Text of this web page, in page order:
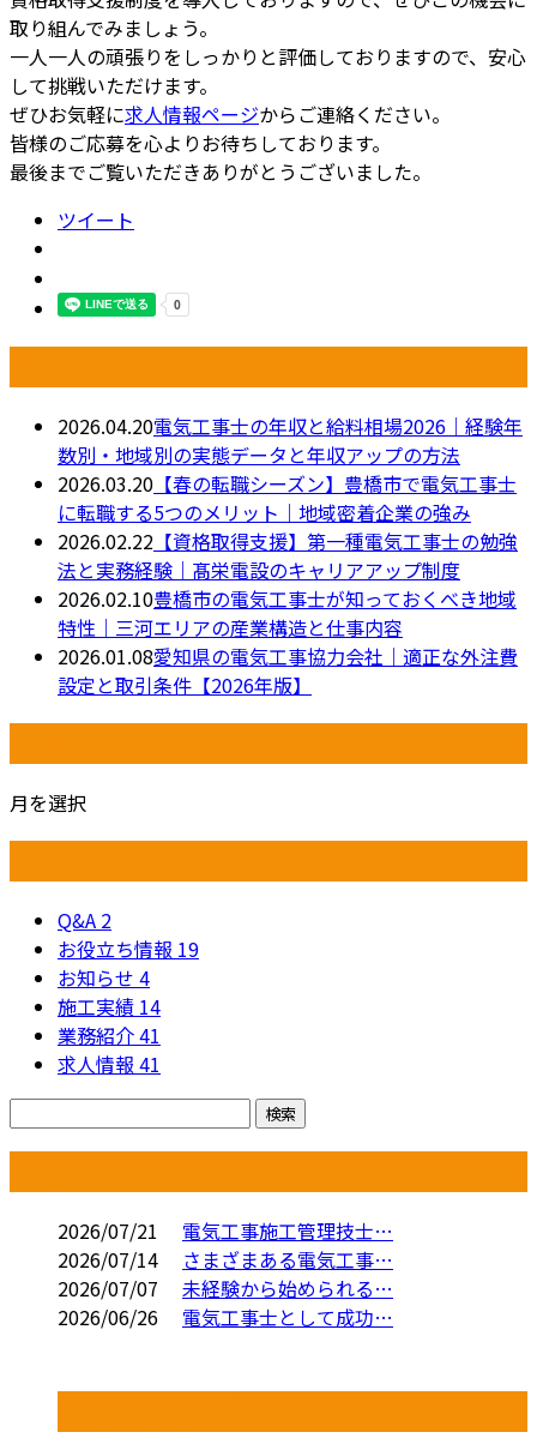
取り組んでみましょう。
一人一人の頑張りをしっかりと評価しておりますので、安心
して挑戦いただけます。
ぜひお気軽に求人情報ページからご連絡ください。
皆様のご応募を心よりお待ちしております。
最後までご覧いただきありがとうございました。
ツイート
2026.04.20電気工事士の年収と給料相場2026｜経験年
数別・地域別の実態データと年収アップの方法
2026.03.20 【春の転職シーズン】豊橋市で電気工事士
に転職する5つのメリット｜地域密着企業の強み
2026.02.22 【資格取得支援】第一種電気工事士の勉強
法と実務経験｜髙栄電設のキャリアアップ制度
2026.02.10豊橋市の電気工事士が知っておくべき地域
特性｜三河エリアの産業構造と仕事内容
2026.01.08愛知県の電気工事協力会社｜適正な外注費
設定と取引条件【2026年版】
月を選択
Q&A 2
お役立ち情報 19
お知らせ 4
施工実績 14
業務紹介41
求人情報 41
2026/07/21
電気工事施工管理技士…
2026/07/14
さまざまある電気工事…
2026/07/07
未経験から始められる…
2026/06/26
電気工事士として成功…